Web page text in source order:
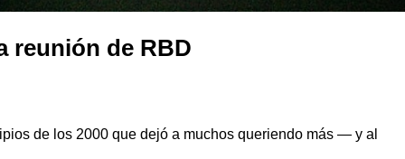
reunión de RBD
de los 2000 que dejó a muchos queriendo más — y al